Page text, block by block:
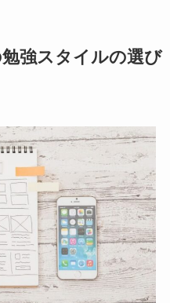
強スタイルの選び